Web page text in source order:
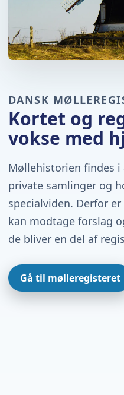
DANSK
Kortet og
vokse med
Møllehistorien findes i
private samlinger og
specialviden. Derfor
kan modtage forslag
de bliver en del af
Gå til mølleregisteret